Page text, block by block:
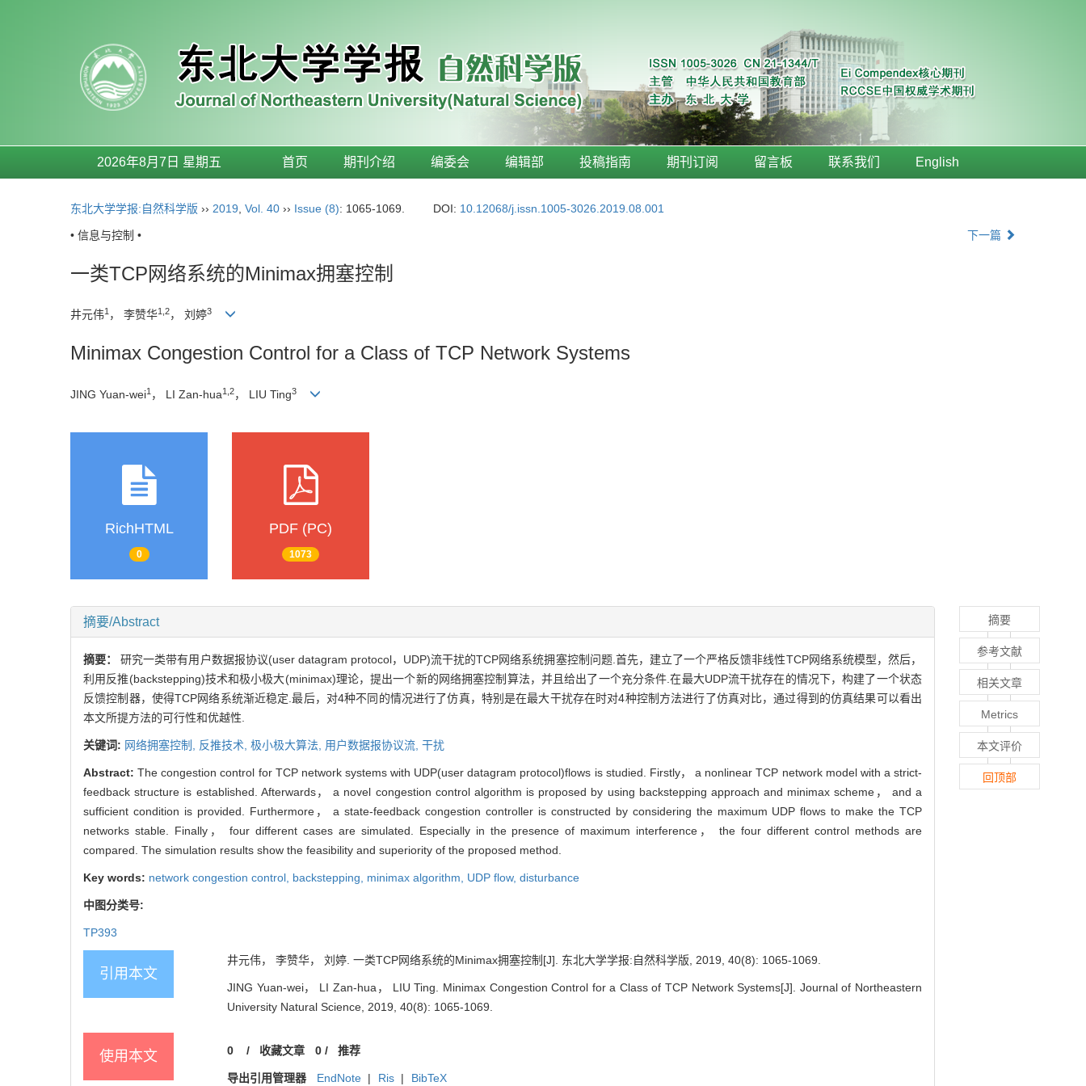
2026年8月7日 星期五 首页 期刊介绍 编委会 编辑部 投稿指南 期刊订阅 留言板 联系我们 English
东北大学学报:自然科学版 ›› 2019 Vol. 40 ›› Issue (8): 1065-1069. DOI: 10.12068/j.issn.1005-3026.2019.08.001
• 信息与控制 • 下一篇
一类TCP网络系统的Minimax拥塞控制
井元伟1 ， 李赞华1,2， 刘婷3
Minimax Congestion Control for a Class of TCP Network Systems
JING Yuan-wei1 ， LI Zan-hua1,2， LIU Ting3
RichHTML
0
PDF (PC)
1073
摘要/Abstract
摘要：研究一类带有用户数据报协议(user datagram protocol，UDP)流干扰的TCP网络系统拥塞控制问题.首先，建立了一个严格反馈非线性TCP网络系统模型，然后，
利用反推(backstepping)技术和极小极大(minimax)理论，提出一个新的网络拥塞控制算法，并且给出了一个充分条件.在最大UDP流干扰存在的情况下，构建了一个状态
反馈控制器，使得TCP网络系统渐近稳定.最后，对4种不同的情况进行了仿真，特别是在最大干扰存在时对4种控制方法进行了仿真对比，通过得到的仿真结果可以看出
本文所提方法的可行性和优越性.
关键词: 网络拥塞控制, 反推技术, 极小极大算法, 用户数据报协议流, 干扰
Abstract:The congestion control for TCP network systems with UDP(user datagram protocol)flows is studied. Firstly， a nonlinear TCP network model with a strict-
feedback structure is established. Afterwards， a novel congestion control algorithm is proposed by using backstepping approach and minimax scheme， and a
sufficient condition is provided. Furthermore， a state-feedback congestion controller is constructed by considering the maximum UDP flows to make the TCP
networks stable. Finally， four different cases are simulated. Especially in the presence of maximum interference， the four different control methods are
compared. The simulation results show the feasibility and superiority of the proposed method.
Key words: network congestion control, backstepping, minimax algorithm, UDP flow, disturbance
中图分类号:
TP393
引用本文
井元伟， 李赞华， 刘婷. 一类TCP网络系统的Minimax拥塞控制[J]. 东北大学学报:自然科学版, 2019, 40(8): 1065-1069.
JING Yuan-wei， LI Zan-hua， LIU Ting. Minimax Congestion Control for a Class of TCP Network Systems[J]. Journal of Northeastern
University Natural Science, 2019, 40(8): 1065-1069.
使用本文 0 / 收藏文章 0/ 推荐
导出引用管理器 EndNote | Ris | BibTeX
摘要
参考文献
相关文章
Metrics
本文评价
回顶部